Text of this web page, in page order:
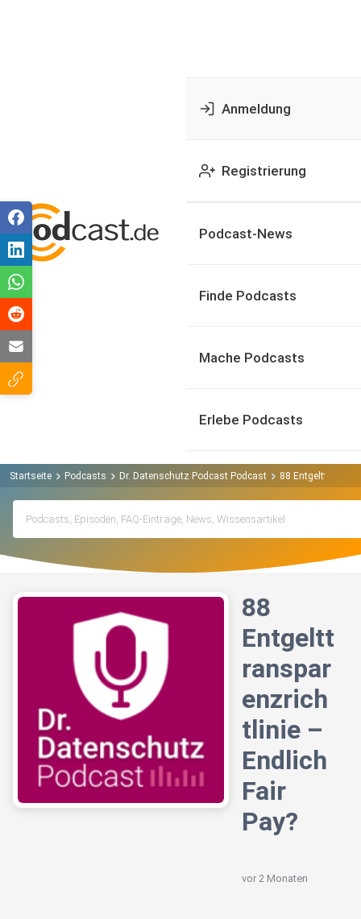
Anmeldung
Registrierung
Podcast-News
Finde Podcasts
Mache Podcasts
Erlebe Podcasts
Startseite Podcasts Dr. Datenschutz Podcast Podcast 88
88
Entgeltt
ranspar
enzrich
tlinie –
Endlich
Fair
Pay?
vor 2 Monaten